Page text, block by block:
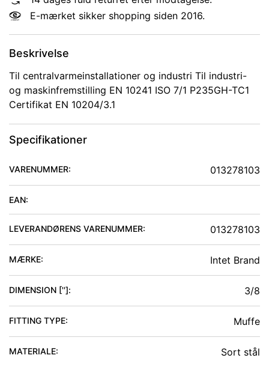
E-mærket sikker shopping siden 2016.
Beskrivelse
Til centralvarmeinstallationer og industri Til industri-
og maskinfremstilling EN 10241 ISO 7/1 P235GH-TC1
Certifikat EN 10204/3.1
Specifikationer
VARENUMMER: 013278103
EAN:
LEVERANDØRENS VARENUMMER: 013278103
MÆRKE: Intet Brand
DIMENSION ['']: 3/8
FITTING TYPE: Muffe
MATERIALE: Sort stål